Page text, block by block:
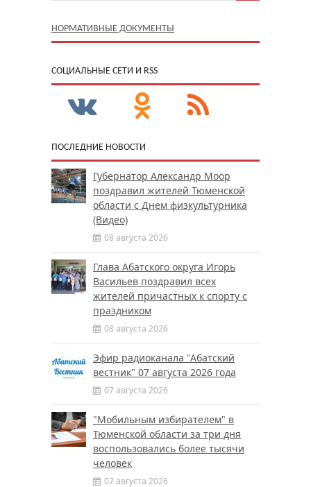
НОРМАТИВНЫЕ ДОКУМЕНТЫ
CОЦИАЛЬНЫЕ СЕТИ И RSS
ПОСЛЕДНИЕ НОВОСТИ
Губернатор Александр Моор
поздравил жителей Тюменской
области с Днем физкультурника
(Видео)
08 августа 2026
Глава Абатского округа Игорь
Васильев поздравил всех
жителей причастных к спорту с
праздником
08 августа 2026
Эфир радиоканала "Абатский
вестник" 07 августа 2026 года
07 августа 2026
"Мобильным избирателем" в
Тюменской области за три дня
воспользовались более тысячи
человек
07 августа 2026